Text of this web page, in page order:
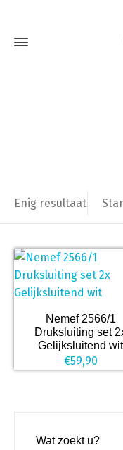
Enig resultaat
Nemef 2566/1
Druksluiting set
Gelijksluitend wit
€59,90
Wat zoekt u?